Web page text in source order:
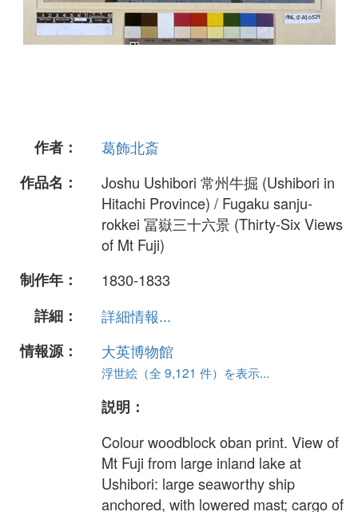
作者：
葛飾北斎
作品名：
Joshu Ushibori 常州牛掘 (Ushibori in
Hitachi Province) / Fugaku sanju-
rokkei 冨嶽三十六景 (Thirty-Six Views
of Mt Fuji)
制作年：
1830-1833
詳細：
詳細情報...
情報源：
大英博物館
浮世絵（全 9,121 件）を表示...
説明：
Colour woodblock oban print. View of
Mt Fuji from large inland lake at
Ushibori: large seaworthy ship
anchored, with lowered mast; cargo of